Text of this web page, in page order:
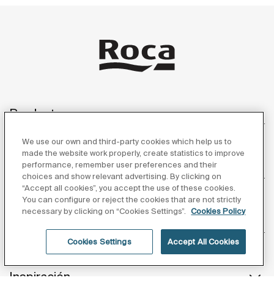
Productos
Atención al cliente
Inspiración
We use our own and third-party cookies which help us to
made the website work properly, create statistics to improve
performance, remember user preferences and their
choices and show relevant advertising. By clicking on
“Accept all cookies”, you accept the use of these cookies.
You can configure or reject the cookies that are not strictly
necessary by clicking on “Cookies Settings”.
Cookies Policy
Cookies Settings Accept All Cookies